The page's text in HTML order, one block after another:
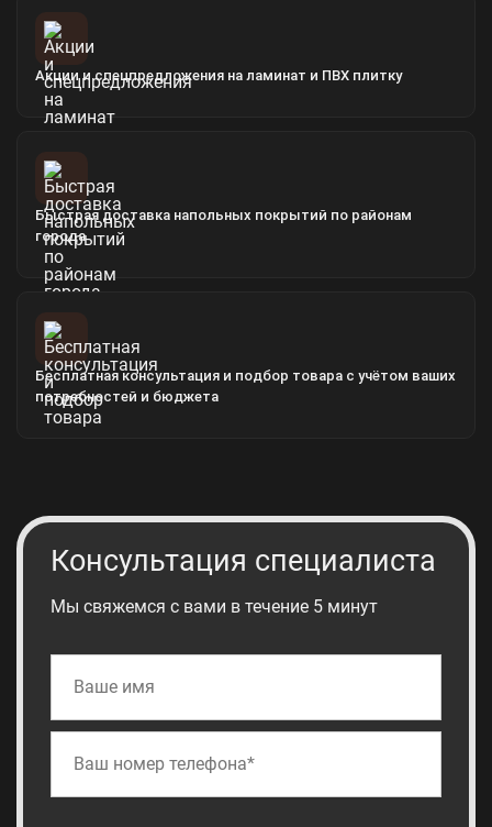
Акции и спецпредложения на ламинат и ПВХ плитку
Быстрая доставка напольных покрытий по районам
города
Бесплатная консультация и подбор товара с учётом ваших
потребностей и бюджета
Консультация специалиста
Мы свяжемся с вами в течение 5 минут